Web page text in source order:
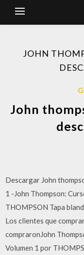
JOHN
John
Descargar John
1 -John Thompson:
THOMPSON Tapa
Los clientes que
compraronJohn
Volumen 1 por